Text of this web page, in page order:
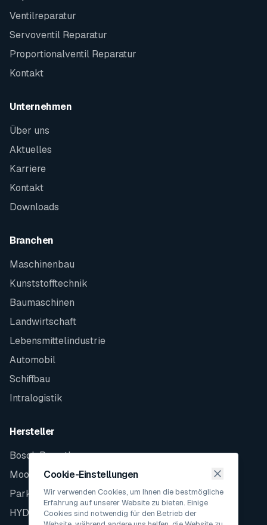
Ventilreparatur
Servoventil Reparatur
Proportionalventil Reparatur
Kontakt
Unternehmen
Über uns
Aktuelles
Karriere
Kontakt
Downloads
Branchen
Maschinenbau
Kunststofftechnik
Baumaschinen
Landwirtschaft
Lebensmittelindustrie
Automobil
Schiffbau
Intralogistik
Hersteller
Bosch Rexroth
Moog
Parker
HYDAC
Cookie-Einstellungen
Wir verwenden Cookies, um Ihnen die bestmögliche
Erfahrung auf unserer Website zu bieten. Einige
Cookies sind notwendig für den Betrieb der